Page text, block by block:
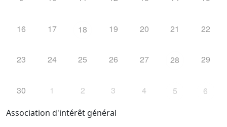
16 17 18 19 20 21 22
23 24 25 26 27 28 29
30 1 2 3 4 5 6
Association d'intérêt général